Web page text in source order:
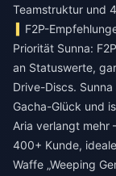
Teamstruktur und
F2P-
Priorität Sunna:
an Statuswerte,
Drive-Discs.
Gacha-Glück und
Aria verlangt mehr
400+ Kunde,
Waffe „Weeping